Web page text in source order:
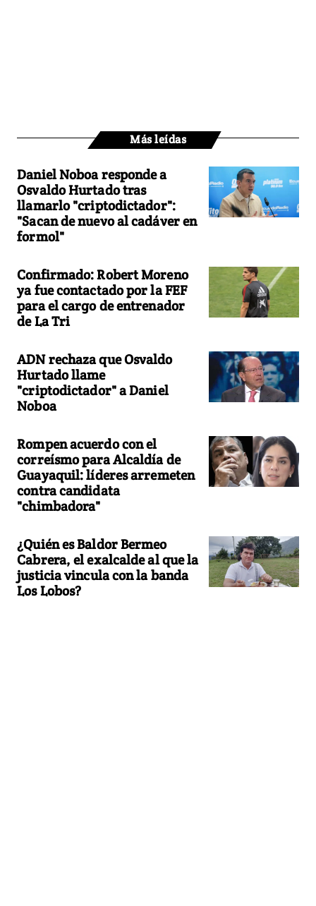
Más leídas
Daniel Noboa responde a
Osvaldo Hurtado tras
llamarlo "criptodictador":
"Sacan de nuevo al cadáver en
formol"
Confirmado: Robert Moreno
ya fue contactado por la FEF
para el cargo de entrenador
de La Tri
ADN rechaza que Osvaldo
Hurtado llame
"criptodictador" a Daniel
Noboa
Rompen acuerdo con el
correísmo para Alcaldía de
Guayaquil: líderes arremeten
contra candidata
"chimbadora"
¿Quién es Baldor Bermeo
Cabrera, el exalcalde al que la
justicia vincula con la banda
Los Lobos?